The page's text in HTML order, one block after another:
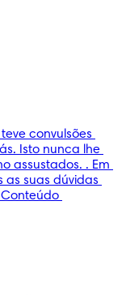
convulsões
Isto nunca lhe
assustados. . Em
suas dúvidas